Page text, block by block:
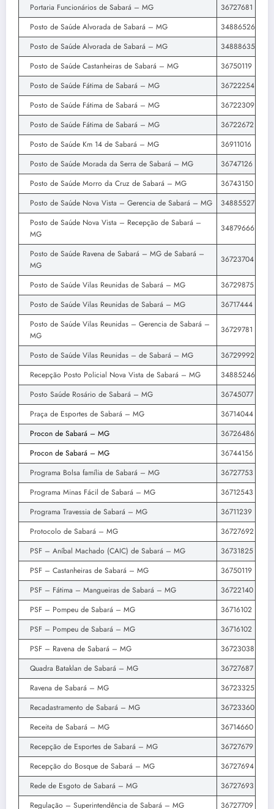
Portaria Funcionários de Sabará – MG
36727681
Posto de Saúde Alvorada de Sabará – MG
34886526
Posto de Saúde Alvorada de Sabará – MG
34888635
Posto de Saúde Castanheiras de Sabará – MG
36750119
Posto de Saúde Fátima de Sabará – MG
36722254
Posto de Saúde Fátima de Sabará – MG
36722309
Posto de Saúde Fátima de Sabará – MG
36722672
Posto de Saúde Km 14 de Sabará – MG
36911016
Posto de Saúde Morada da Serra de Sabará – MG
36747126
Posto de Saúde Morro da Cruz de Sabará – MG
36743150
Posto de Saúde Nova Vista – Gerencia de Sabará – MG
34885527
Posto de Saúde Nova Vista – Recepção de Sabará –
MG
34879666
Posto de Saúde Ravena de Sabará – MG de Sabará –
MG
36723704
Posto de Saúde Vilas Reunidas de Sabará – MG
36729875
Posto de Saúde Vilas Reunidas de Sabará – MG
36717444
Posto de Saúde Vilas Reunidas – Gerencia de Sabará –
MG
36729781
Posto de Saúde Vilas Reunidas – de Sabará – MG
36729992
Recepção Posto Policial Nova Vista de Sabará – MG
34885246
Posto Saúde Rosário de Sabará – MG
36745077
Praça de Esportes de Sabará – MG
36714044
Procon de Sabará – MG
36726486
Procon de Sabará – MG
36744156
Programa Bolsa família de Sabará – MG
36727753
Programa Minas Fácil de Sabará – MG
36712543
Programa Travessia de Sabará – MG
36711239
Protocolo de Sabará – MG
36727692
PSF – Aníbal Machado (CAIC) de Sabará – MG
36731825
PSF – Castanheiras de Sabará – MG
36750119
PSF – Fátima – Mangueiras de Sabará – MG
36722140
PSF – Pompeu de Sabará – MG
36716102
PSF – Pompeu de Sabará – MG
36716102
PSF – Ravena de Sabará – MG
36723038
Quadra Bataklan de Sabará – MG
36727687
Ravena de Sabará – MG
36723325
Recadastramento de Sabará – MG
36723360
Receita de Sabará – MG
36714660
Recepção de Esportes de Sabará – MG
36727679
Recepção do Bosque de Sabará – MG
36727694
Rede de Esgoto de Sabará – MG
36727693
Regulação – Superintendência de Sabará – MG
36727709